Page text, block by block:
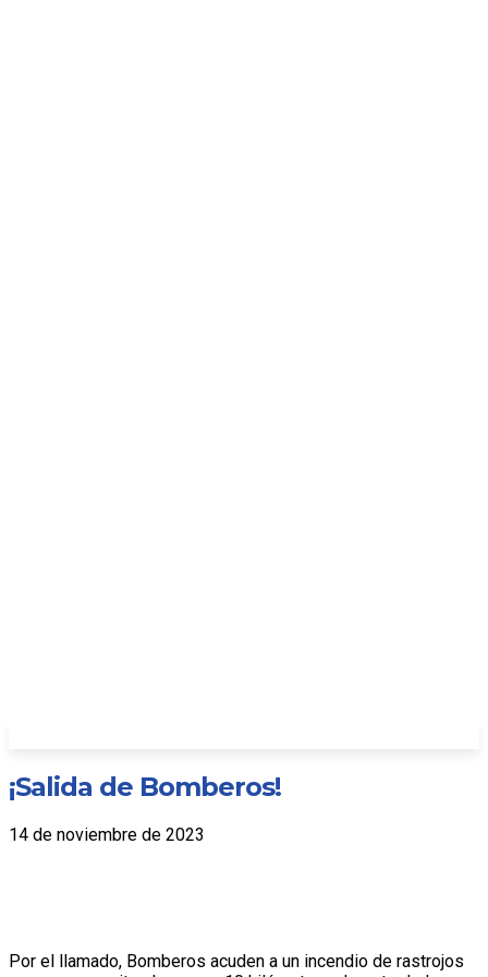
¡Salida de Bomberos!
14 de noviembre de 2023
Por el llamado, Bomberos acuden a un incendio de rastrojos